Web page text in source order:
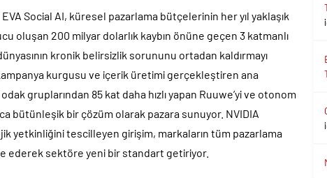
Social AI, küresel pazarlama bütçelerinin her yıl yaklaşık
oluşan 200 milyar dolarlık kaybın önüne geçen 3 katmanlı
kronik belirsizlik sorununu ortadan kaldırmayı
kurgusu ve içerik üretimi gerçekleştiren ana
gruplarından 85 kat daha hızlı yapan Ruuwe’yi ve otonom
bütünleşik bir çözüm olarak pazara sunuyor. NVIDIA
yetkinliğini tescilleyen girişim, markaların tüm pazarlama
ederek sektöre yeni bir standart getiriyor.